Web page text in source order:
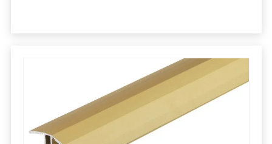
Sprawdź szczegóły